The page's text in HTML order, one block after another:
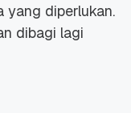
yang diperlukan.
dibagi lagi